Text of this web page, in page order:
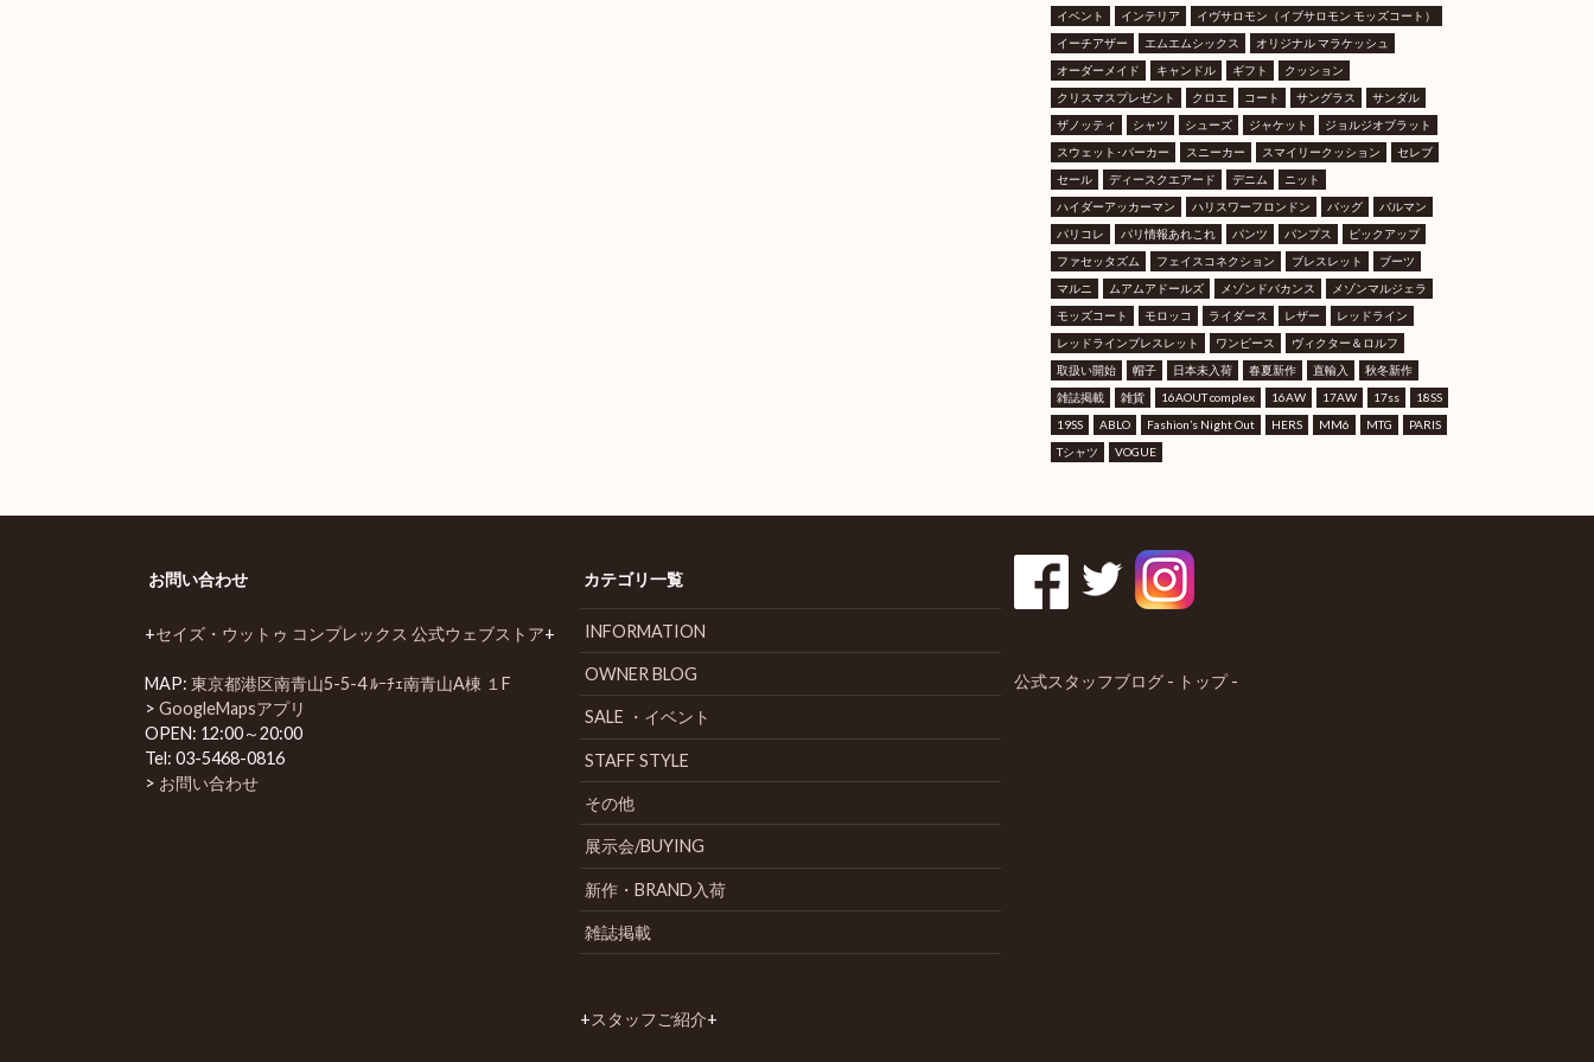
イベント インテリア
イヴサロモン（イブサロモン モッズコート）
イーチアザー
エムエムシックス
オリジナル マラケッシュ
オーダーメイド
キャンドル ギフト
クッション
クリスマスプレゼント
クロエ コート サングラス
サンダル
ザノッティ
シャツ シューズ ジャケット
ジョルジオブラット
スウェット･パーカー
スニーカー スマイリークッション
セレブ
セール
ディースクエアード デニム
ニット
ハイダーアッカーマン
ハリスワーフロンドン バッグ
バルマン
パリコレ
パリ情報あれこれ パンツ パンプス
ピックアップ
ファセッタズム
フェイスコネクション ブレスレット
ブーツ
マルニ
ムアムアドールズ メゾンドバカンス
メゾンマルジェラ
モッズコート
モロッコ ライダース レザー
レッドライン
レッドラインブレスレット
ワンピース
ヴィクター＆ロルフ
取扱い開始
帽子 日本未入荷 春夏新作 直輸入
秋冬新作
雑誌掲載
雑貨 16AOUT complex 16AW 17AW 17ss
18SS
19SS
ABLO Fashion’s Night Out HERS MM6 MTG
PARIS
Tシャツ
VOGUE
お問い合わせ
+セイズ・ウットゥ コンプレックス 公式ウェブストア+
MAP: 東京都港区南青山5-5-4 ﾙｰﾁｪ南青山A棟 １F
> GoogleMapsアプリ
OPEN: 12:00～20:00
Tel: 03-5468-0816
> お問い合わせ
カテゴリ一覧
INFORMATION
OWNER BLOG
SALE ・イベント
STAFF STYLE
その他
展示会/BUYING
新作・BRAND入荷
雑誌掲載
+スタッフご紹介+
公式スタッフブログ - トップ -